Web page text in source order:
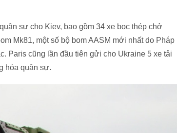
sự cho Kiev, bao gồm 34 xe bọc thép chở
Mk81, một số bộ bom AASM mới nhất do Pháp
Paris cũng lần đầu tiên gửi cho Ukraine 5 xe tải
hóa quân sự.